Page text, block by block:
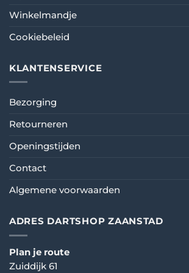
Winkelmandje
Cookiebeleid
KLANTENSERVICE
Bezorging
Retourneren
Openingstijden
Contact
Algemene voorwaarden
ADRES DARTSHOP ZAANSTAD
Plan je route
Zuiddijk 61